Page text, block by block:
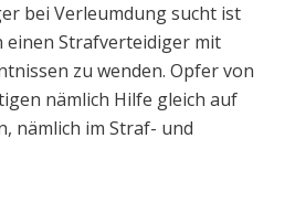
bei Verleumdung sucht ist
einen Strafverteidiger mit
zu wenden. Opfer von
nämlich Hilfe gleich auf
nämlich im Straf- und